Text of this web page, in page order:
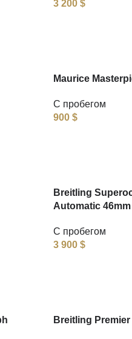
3 200 $
Maurice
С пробегом
900 $
Breitling
Automatic 46mm
С пробегом
3 900 $
Breitling